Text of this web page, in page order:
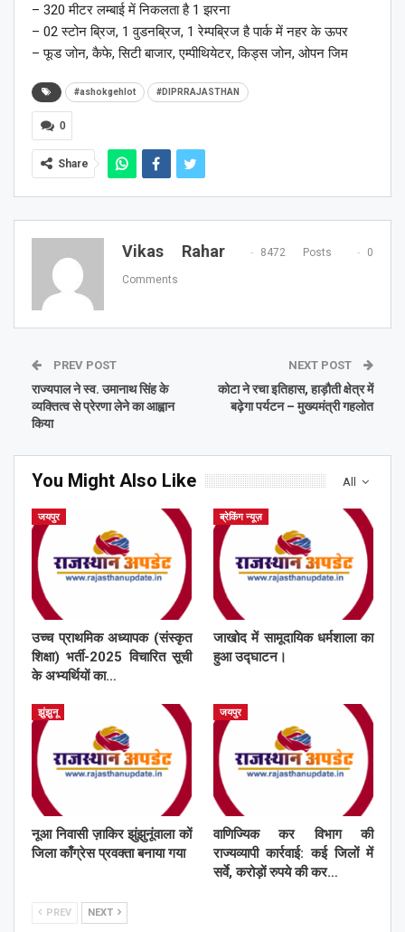
– 320 मीटर लम्बाई में निकलता है 1 झरना
– 02 स्टोन ब्रिज, 1 वुडनब्रिज, 1 रेम्पब्रिज है पार्क में नहर के ऊपर
– फूड जोन, कैफे, सिटी बाजार, एम्पीथियेटर, किड्स जोन, ओपन जिम
#ashokgehlot #DIPRRAJASTHAN
0
Share
Vikas Rahar 8472 Posts 0
Comments
PREV POST
राज्यपाल ने स्व. उमानाथ सिंह के
व्यक्तित्व से प्रेरणा लेने का आह्वान
किया
NEXT POST
कोटा ने रचा इतिहास, हाड़ौती क्षेत्र में
बढ़ेगा पर्यटन – मुख्यमंत्री गहलोत
All
You Might Also Like
जयपुर
उच्च प्राथमिक अध्यापक (संस्कृत
शिक्षा) भर्ती-2025 विचारित सूची
के अभ्यर्थियों का…
ब्रेकिंग न्यूज़
जाखोद में सामूदायिक धर्मशाला का
हुआ उद्घाटन।
झुंझुनू
नूआ निवासी ज़ाकिर झुंझुनूंवाला कों
जिला काँग्रेस प्रवक्ता बनाया गया
जयपुर
वाणिज्यिक कर विभाग की
राज्यव्यापी कार्रवाई: कई जिलों में
सर्वे, करोड़ों रुपये की कर…
PREV NEXT